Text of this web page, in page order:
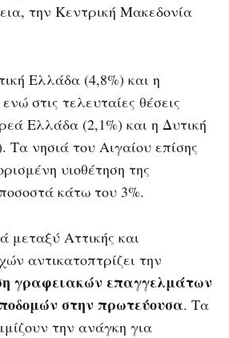
την Κεντρική Μακεδονία
Ελλάδα (4,8%) και η
στις τελευταίες θέσεις
Ελλάδα (2,1%) και η Δυτική
Τα νησιά του Αιγαίου επίσης
υιοθέτηση της
κάτω του 3%.
μεταξύ Αττικής και
αντικατοπτρίζει την
γραφειακών επαγγελμάτων
στην πρωτεύουσα. Τα
την ανάγκη για